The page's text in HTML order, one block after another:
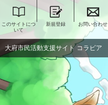
このサイトにつ
いて
新規登録 お問い合わせ
大府市民活動支援サイト コラビア